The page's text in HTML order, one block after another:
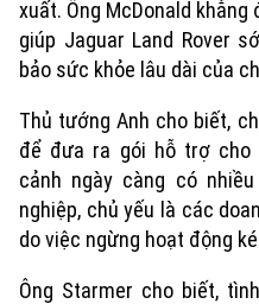
xuất. Ông McDonald
giúp Jaguar Land Rover
bảo sức khỏe lâu dài của
Thủ tướng Anh cho biết,
để đưa ra gói hỗ trợ cho
cảnh ngày càng có
nghiệp, chủ yếu là các
do việc ngừng hoạt động
Ông Starmer cho biết,